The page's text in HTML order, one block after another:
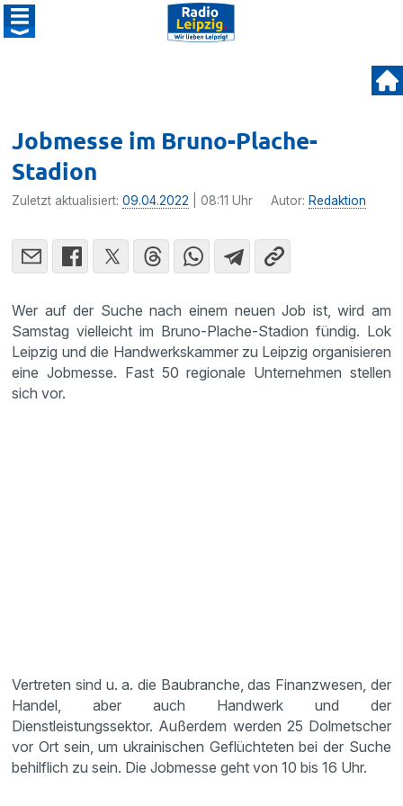
Jobmesse im Bruno-Plache-
Stadion
Zuletzt aktualisiert:09.04.2022 | 08:11 Uhr Autor: Redaktion
Wer auf der Suche nach einem neuen Job ist, wird am
Samstag vielleicht im Bruno-Plache-Stadion fündig. Lok
Leipzig und die Handwerkskammer zu Leipzig organisieren
eine Jobmesse. Fast 50 regionale Unternehmen stellen
sich vor.
Vertreten sind u. a. die Baubranche, das Finanzwesen, der
Handel, aber auch Handwerk und der
Dienstleistungssektor. Außerdem werden 25 Dolmetscher
vor Ort sein, um ukrainischen Geflüchteten bei der Suche
behilflich zu sein. Die Jobmesse geht von 10 bis 16 Uhr.